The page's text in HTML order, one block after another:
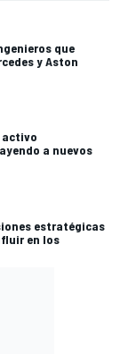
que
y Aston
activo
a nuevos
estratégicas
en los